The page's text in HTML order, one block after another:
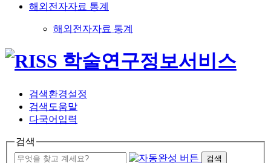
해외전자자료 통계
해외전자자료 통계
검색환경설정
검색도움말
다국어입력
검색
검색